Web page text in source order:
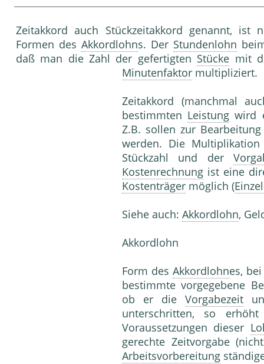
Zeitakkord auch Stückzeitakkord genannt, ist
Formen des Akkordlohns. Der Stundenlohn
daß man die Zahl der gefertigten Stücke mit
Minutenfaktor multipliziert.
Zeitakkord (manchmal
bestimmten Leistung wird
Z.B. sollen zur
werden. Die
Stückzahl und der
Kostenrechnung ist eine
Kostenträger möglich (
Siehe auch: Akkordlohn,
Akkordlohn
Form des Akkordlohnes,
bestimmte vorgegebene
ob er dieVorgabezeit
unterschritten, so
Voraussetzungen dieser
gerechte Zeitvorgabe
Arbeitsvorbereitung